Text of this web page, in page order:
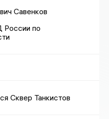
Савенков
по
Сквер Танкистов